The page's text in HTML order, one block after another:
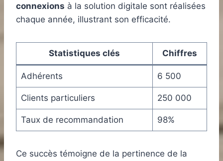
connexions à la solution digitale sont réalisées
chaque année, illustrant son efficacité.
Statistiques clés Chiffres
Adhérents 6 500
Clients particuliers 250 000
Taux de recommandation 98%
Ce succès témoigne de la pertinence de la